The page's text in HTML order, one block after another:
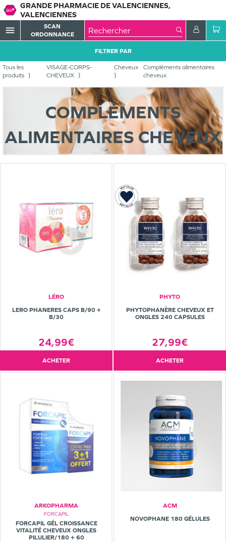
GRANDE PHARMACIE DE VALENCIENNES,
VALENCIENNES
menu
SCAN
ORDONNANCE
Tous les
produits
VISAGE-CORPS-
CHEVEUX
Cheveux
Compléments alimentaires
cheveux
FILTRER PAR
COMPLÉMENTS
ALIMENTAIRES CHEVEUX
LÉRO
LERO PHANERES CAPS B/90 +
B/30
24,99€
ACHETER
PHYTO
PHYTOPHANÈRE CHEVEUX ET
ONGLES 240 CAPSULES
27,99€
ACHETER
ARKOPHARMA
FORCAPIL
FORCAPIL GÉL CROISSANCE
VITALITÉ CHEVEUX ONGLES
PILULIER/180 + 60
ACM
NOVOPHANE 180 GÉLULES